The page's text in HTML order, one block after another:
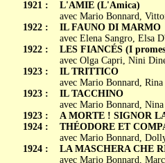
1921 :
1922 :
1922 :
1923 :
1923 :
1923 :
1924 :
1924 :
L'AMIE (L'Amica)
avec Mario Bonnard,
IL FAUNO DI MARMO
avec Elena Sangro, Elsa
LES FIANCÉS (I
avec Olga Capri, Nini
IL TRITTICO
avec Mario Bonnard,
IL TACCHINO
avec Mario Bonnard,
A MORTE ! SIGNOR
THÉODORE ET
avec Mario Bonnard,
LA MASCHERA CHE
avec Mario Bonnard,